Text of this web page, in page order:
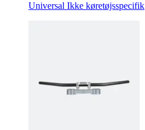
Universal Ikke køretøjsspecifik